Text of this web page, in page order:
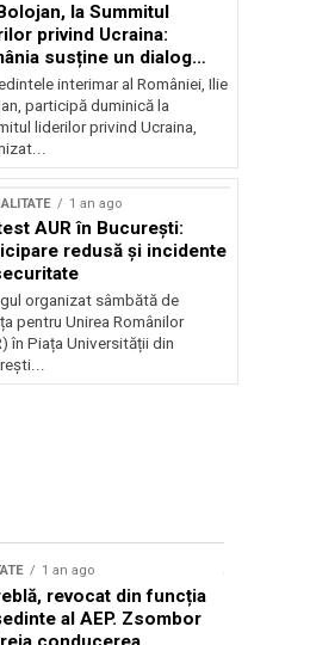
la Summitul
privind Ucraina:
susține un dialog
pentru securitate
interimar al României, Ilie
participă duminică la
liderilor privind Ucraina,
1 an ago
AUR în București:
redusă și incidente
organizat sâmbătă de
pentru Unirea Românilor
în Piața Universității din
1 an ago
revocat din funcția
al AEP. Zsombor